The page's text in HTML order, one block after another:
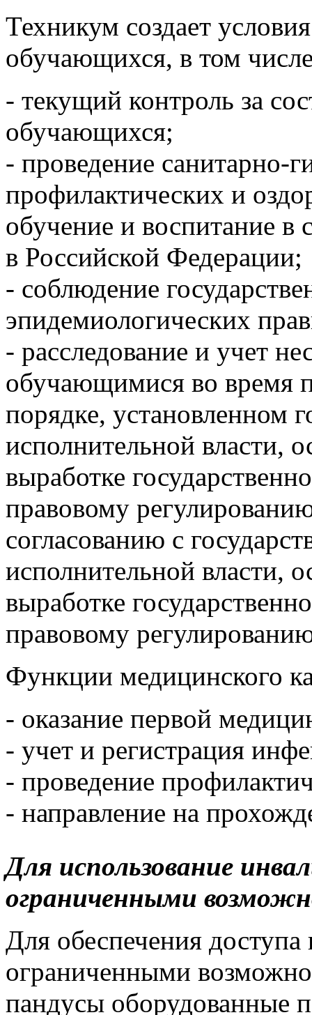
Техникум создает
обучающихся, в том
- текущий контроль за
обучающихся;
- проведение санитарно-
профилактических и
обучение и воспитание в
в Российской Федерации;
- соблюдение
эпидемиологических
- расследование и учет
обучающимися во время
порядке, установленном
исполнительной
выработке
правовому
согласованию с
исполнительной
выработке
правовому
Функции медицинского
- оказание первой
- учет и регистрация
- проведение
- направление на
Для использование
ограниченными
Для обеспечения
ограниченными
пандусы оборудованные